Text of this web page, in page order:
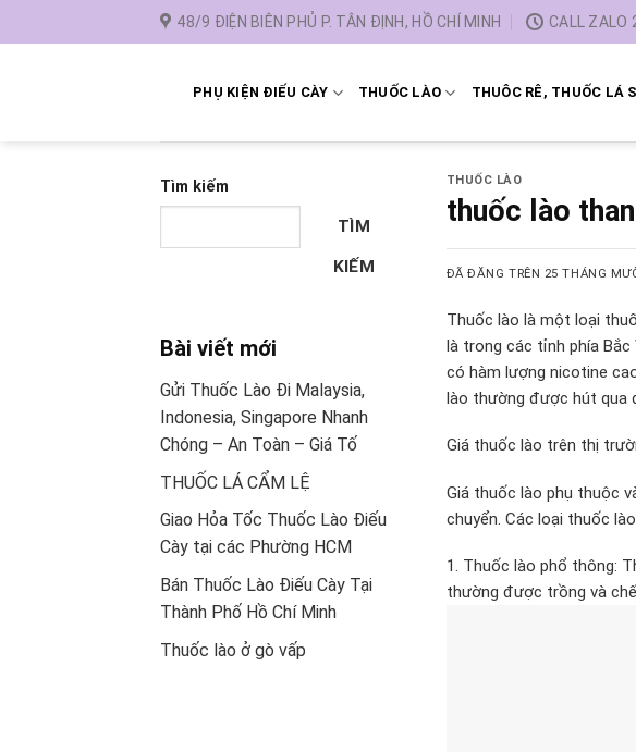
đến
48/9 ĐIỆN BIÊN PHỦ P. TÂN ĐỊNH, HỒ CHÍ MINH CALL ZALO
PHỤ KIỆN ĐIẾU CÀY THUỐC LÀO THUÔC RÊ, THUỐC LÁ
Tìm kiếm
TÌM
KIẾM
Bài viết mới
Gửi Thuốc Lào Đi Malaysia,
Indonesia, Singapore Nhanh
Chóng – An Toàn – Giá Tố
THUỐC LÁ CẨM LỆ
Giao Hỏa Tốc Thuốc Lào Điếu
Cày tại các Phường HCM
Bán Thuốc Lào Điếu Cày Tại
Thành Phố Hồ Chí Minh
Thuốc lào ở gò vấp
THUỐC LÀO
thuốc lào
ĐÃ ĐĂNG TRÊN 25 THÁNG
Thuốc lào là một loại
là trong các tỉnh phía
có hàm lượng nicotine
lào thường được hút qua
Giá thuốc lào trên thị
Giá thuốc lào phụ thuộc
chuyển. Các loại thuốc
1. Thuốc lào phổ thông:
thường được trồng và